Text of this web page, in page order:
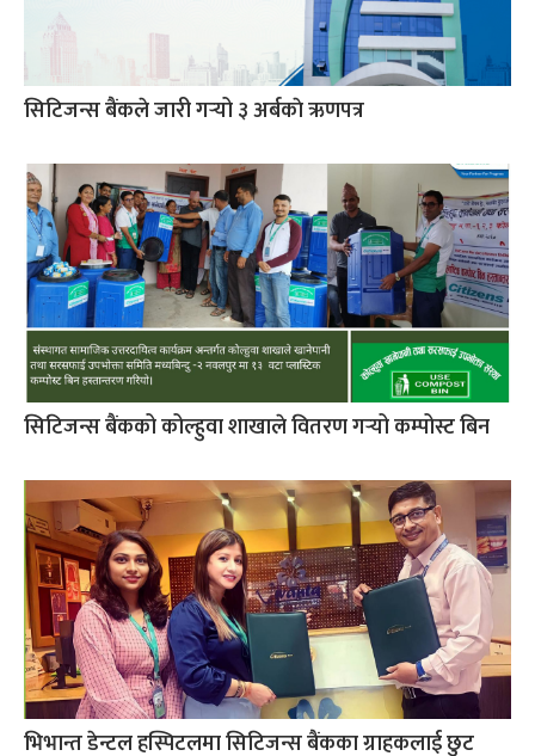
सिटिजन्स बैंकले जारी गर्‍यो ३ अर्बकाे ऋणपत्र
सिटिजन्स बैंकको कोल्हुवा शाखाले वितरण गर्‍यो कम्पोस्ट बिन
भिभान्त डेन्टल हस्पिटलमा सिटिजन्स बैंकका ग्राहकलाई छुट